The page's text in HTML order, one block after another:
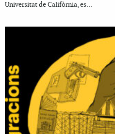
Universitat de Califòrnia, es...